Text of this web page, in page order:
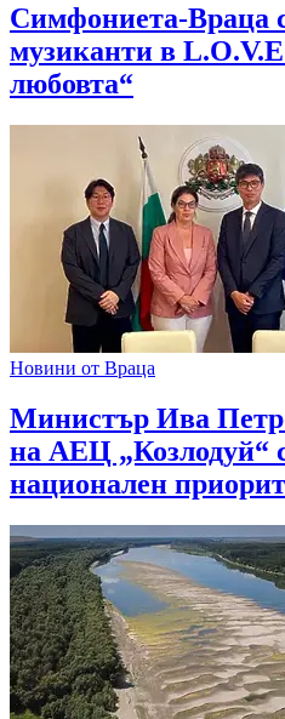
Симфониета-Враца
музиканти в
любовта“
Новини от Враца
Министър Ива
на АЕЦ „Козлодуй“
национален